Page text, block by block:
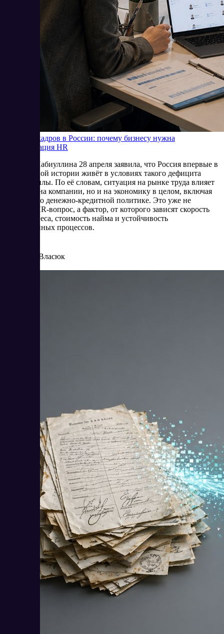
Дефицит кадров в России: почему бизнесу нужна
автоматизация HR
Эльвира Набиуллина 28 апреля заявила, что Россия впервые в
современной истории живёт в условиях такого дефицита
рабочей силы. По её словам, ситуация на рынке труда влияет
не только на компании, но и на экономику в целом, включая
решения по денежно-кредитной политике. Это уже не
частный HR-вопрос, а фактор, от которого зависят скорость
роста бизнеса, стоимость найма и устойчивость
операционных процессов.
Елена Власюк